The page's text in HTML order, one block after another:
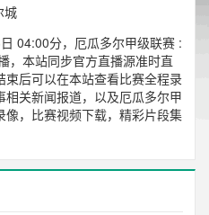
城
04:00分，厄瓜多尔甲级联赛 :
，本站同步官方直播源准时直
后可以在本站查看比赛全程录
关新闻报道，以及厄瓜多尔甲
，比赛视频下载，精彩片段集